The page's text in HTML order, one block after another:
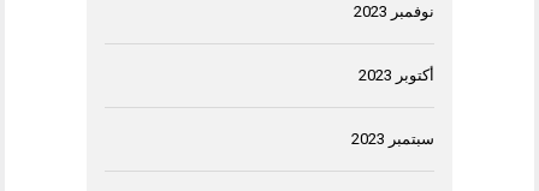
نوفمبر 2023
أكتوبر 2023
سبتمبر 2023